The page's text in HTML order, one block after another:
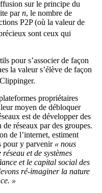
sur le principe du
parn, le nombre de
P2P (où la valeur de
sont ceux qui
pour s’associer de façon
la valeur s’élève de façon
propriétaires
moyen de débloquer
est de développer des
réseaux par des groupes.
de l’internet, estiment
pour y parvenir « nous
et de systèmes
et le capital social des
ré-imaginer la nature
»